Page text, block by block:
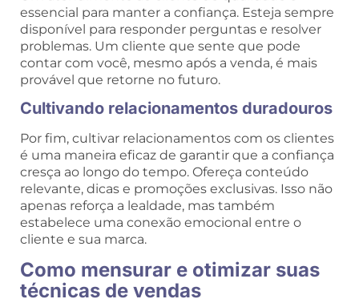
essencial para manter a confiança. Esteja sempre
disponível para responder perguntas e resolver
problemas. Um cliente que sente que pode
contar com você, mesmo após a venda, é mais
provável que retorne no futuro.
Cultivando relacionamentos duradouros
Por fim, cultivar relacionamentos com os clientes
é uma maneira eficaz de garantir que a confiança
cresça ao longo do tempo. Ofereça conteúdo
relevante, dicas e promoções exclusivas. Isso não
apenas reforça a lealdade, mas também
estabelece uma conexão emocional entre o
cliente e sua marca.
Como mensurar e otimizar suas
técnicas de vendas